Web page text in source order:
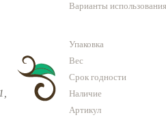
Варианты использования
Упаковка
Вес
Срок годности
Наличие
Артикул